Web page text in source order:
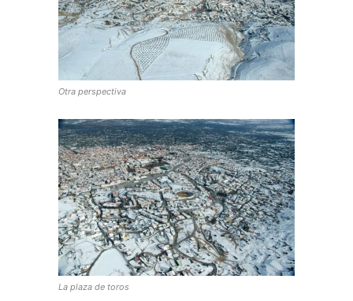
Otra perspectiva
La plaza de toros